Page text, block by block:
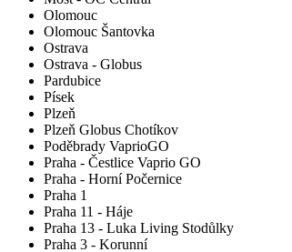
Olomouc
Olomouc Šantovka
Ostrava
Ostrava - Globus
Pardubice
Písek
Plzeň
Plzeň Globus Chotíkov
Poděbrady VaprioGO
Praha - Čestlice Vaprio GO
Praha - Horní Počernice
Praha 1
Praha 11 - Háje
Praha 13 - Luka Living Stodůlky
Praha 3 - Korunní